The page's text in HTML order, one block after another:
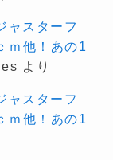
ャスターフ
ｍ他！あの1
より
ャスターフ
ｍ他！あの1